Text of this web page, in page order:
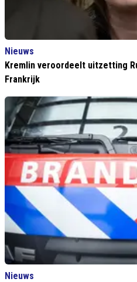
Nieuws
Kremlin veroordeelt uitzetting
Frankrijk
Nieuws